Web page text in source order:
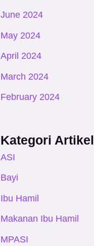
June 2024
May 2024
April 2024
March 2024
February 2024
Kategori Artikel
ASI
Bayi
Ibu Hamil
Makanan Ibu Hamil
MPASI